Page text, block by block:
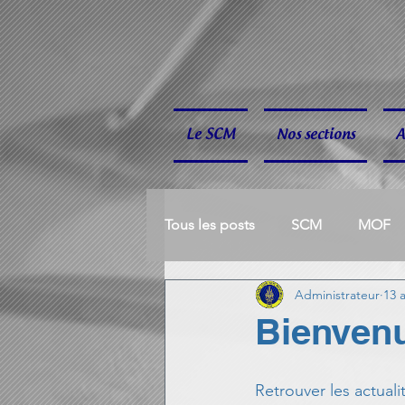
Le SCM Nos sections
Tous les posts SCM MOF
BOULE BRETONNEAdministrateur 13
Retrouver les